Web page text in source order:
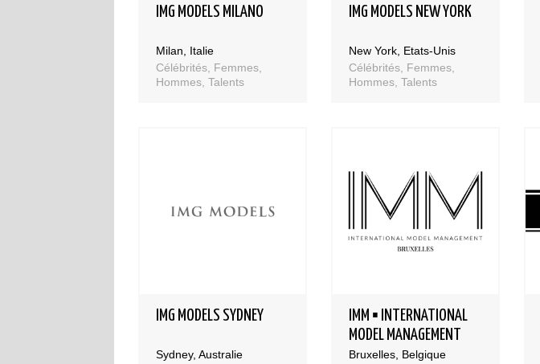
IMG MODELS MILANO
Milan, Italie
Célébrités, Femmes,
Hommes, Talents
IMG MODELS NEW YORK
New York, Etats-Unis
Célébrités, Femmes,
Hommes, Talents
IMG MODELS SYDNEY
Sydney, Australie
IMM ▪ INTERNATIONAL
MODEL MANAGEMENT
Bruxelles, Belgique